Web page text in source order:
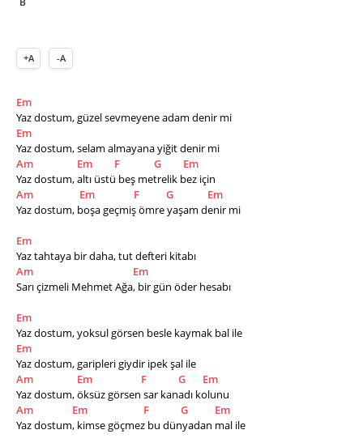
+A -A
Em
Yaz dostum, güzel sevmeyene adam denir mi
Em
Yaz dostum, selam almayana yiğit denir mi
Am
Em F G
Em
Yaz dostum, altı üstü beş metrelik bez için
Am
Em F G
Em
Yaz dostum, boşa geçmiş ömre yaşam denir mi
Em
Yaz tahtaya bir daha, tut defteri kitabı
Am
Em
Sarı çizmeli Mehmet Ağa, bir gün öder hesabı
Em
Yaz dostum, yoksul görsen besle kaymak bal ile
Em
Yaz dostum, garipleri giydir ipek şal ile
Am
Em F G
Em
Yaz dostum, öksüz görsen sar kanadı kolunu
Am
Em F G
Em
Yaz dostum, kimse göçmez bu dünyadan mal ile